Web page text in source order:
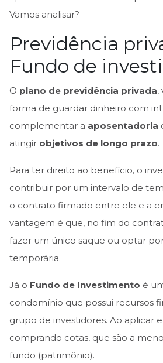
Vamos analisar?
Previdência
Fundo de
O plano de previdência privada,
forma de guardar dinheiro com
complementar a aposentadoria
atingir objetivos de longo prazo.
Para ter direito ao benefício, o
contribuir por um intervalo de
o contrato firmado entre ele e a
vantagem é que, no fim do
fazer um único saque ou optar
temporária.
Já o Fundo de Investimento é
condomínio que possui recursos
grupo de investidores. Ao aplicar
comprando cotas, que são a
fundo (patrimônio).